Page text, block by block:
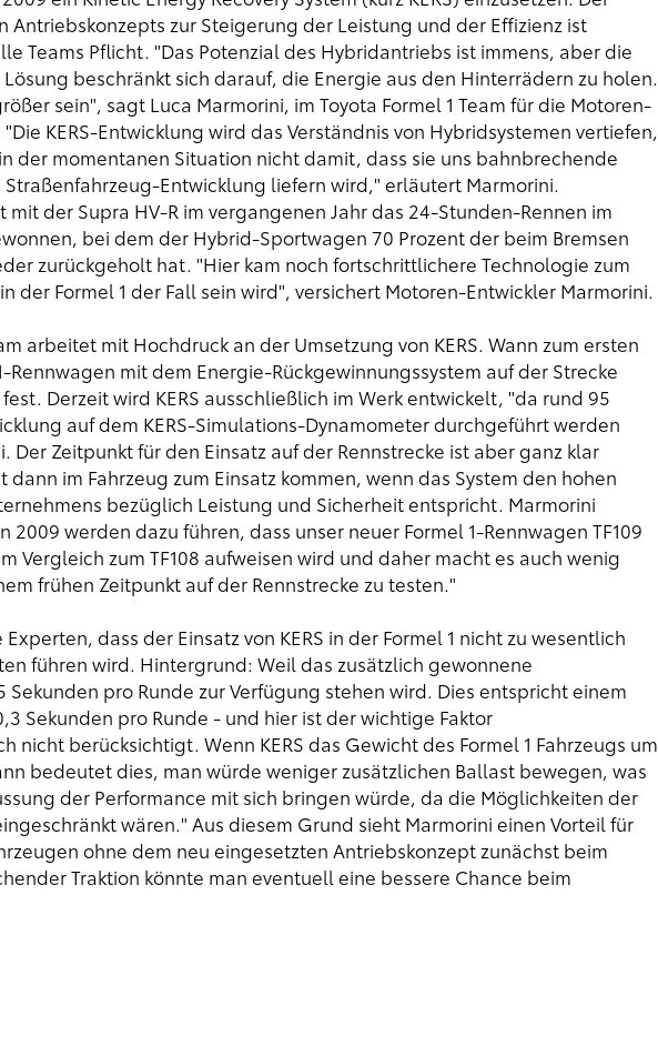
Antriebskonzepts zur Steigerung der Leistung und der Effizienz ist
Teams Pflicht. "Das Potenzial des Hybridantriebs ist immens, aber die
beschränkt sich darauf, die Energie aus den Hinterrädern zu holen.
sein", sagt Luca Marmorini, im Toyota Formel 1 Team für die Motoren-
KERS-Entwicklung wird das Verständnis von Hybridsystemen vertiefen,
der momentanen Situation nicht damit, dass sie uns bahnbrechende
Entwicklung liefern wird," erläutert Marmorini.
mit der Supra HV-R im vergangenen Jahr das 24-Stunden-Rennen im
bei dem der Hybrid-Sportwagen 70 Prozent der beim Bremsen
zurückgeholt hat. "Hier kam noch fortschrittlichere Technologie zum
der Formel 1 der Fall sein wird", versichert Motoren-Entwickler Marmorini.
arbeitet mit Hochdruck an der Umsetzung von KERS. Wann zum ersten
Rennwagen mit dem Energie-Rückgewinnungssystem auf der Strecke
Derzeit wird KERS ausschließlich im Werk entwickelt, "da rund 95
auf dem KERS-Simulations-Dynamometer durchgeführt werden
Der Zeitpunkt für den Einsatz auf der Rennstrecke ist aber ganz klar
dann im Fahrzeug zum Einsatz kommen, wenn das System den hohen
bezüglich Leistung und Sicherheit entspricht. Marmorini
2009 werden dazu führen, dass unser neuer Formel 1-Rennwagen TF109
Vergleich zum TF108 aufweisen wird und daher macht es auch wenig
frühen Zeitpunkt auf der Rennstrecke zu testen."
dass der Einsatz von KERS in der Formel 1 nicht zu wesentlich
führen wird. Hintergrund: Weil das zusätzlich gewonnene
Sekunden pro Runde zur Verfügung stehen wird. Dies entspricht einem
Sekunden pro Runde - und hier ist der wichtige Faktor
nicht berücksichtigt. Wenn KERS das Gewicht des Formel 1 Fahrzeugs um
bedeutet dies, man würde weniger zusätzlichen Ballast bewegen, was
der Performance mit sich bringen würde, da die Möglichkeiten der
wären." Aus diesem Grund sieht Marmorini einen Vorteil für
ohne dem neu eingesetzten Antriebskonzept zunächst beim
Traktion könnte man eventuell eine bessere Chance beim